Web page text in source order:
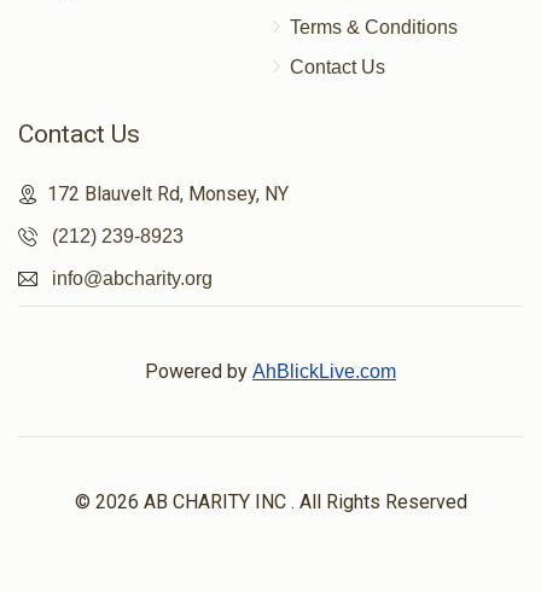
Terms & Conditions
Contact Us
Contact Us
172 Blauvelt Rd, Monsey, NY
(212) 239-8923
info@abcharity.org
Powered by AhBlickLive.com
© 2026 AB CHARITY INC . All Rights Reserved